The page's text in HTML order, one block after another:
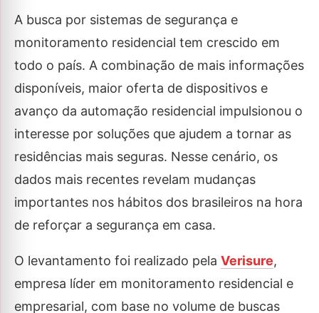
A busca por sistemas de segurança e
monitoramento residencial tem crescido em
todo o país. A combinação de mais informações
disponíveis, maior oferta de dispositivos e
avanço da automação residencial impulsionou o
interesse por soluções que ajudem a tornar as
residências mais seguras. Nesse cenário, os
dados mais recentes revelam mudanças
importantes nos hábitos dos brasileiros na hora
de reforçar a segurança em casa.
O levantamento foi realizado pela Verisure,
empresa líder em monitoramento residencial e
empresarial, com base no volume de buscas